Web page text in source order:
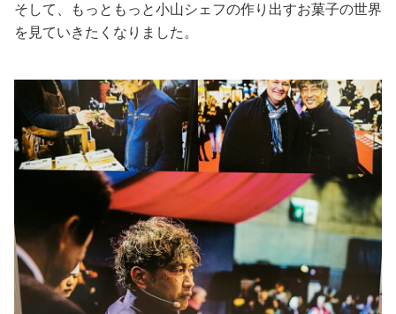
そして、もっともっと小山シェフの作り出すお菓子の世界
を見ていきたくなりました。